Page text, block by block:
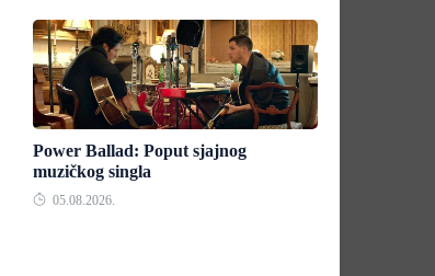
Power Ballad: Poput sjajnog
muzičkog singla
05.08.2026.